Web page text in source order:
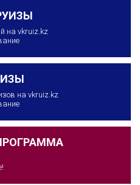
на vkruiz.kz
на vkruiz.kz